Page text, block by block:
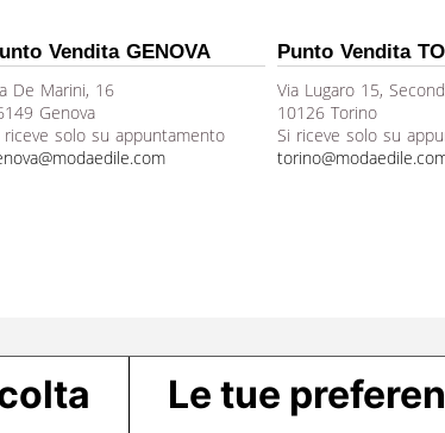
Vendita GENOVA
De Marini, 16
Genova
riceve solo su appuntamento
Punto Vendita
Via Lugaro 15,
10126 Torino
Si riceve solo su
Le tue